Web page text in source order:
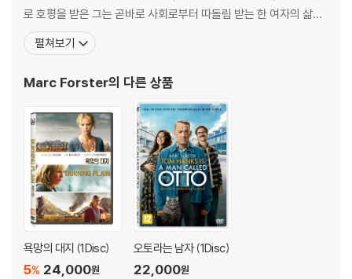
생할 수 있음을 알려드립니다.
※ 디스크 외관 불량
있으며, 상품의 불량이 아닙니다. 단, 재생에 이상이 있는 경우에는 불량으
로 인한 반품/교환이 가능합니다.
※ 교환/반품 안내
1) 불량으로 인한 교환/반품 요청 시에는 불량 확인을 위해 개봉 시의 동영
상을 요청할 수 있으며, 동영상이 없는 경우 교환/반품이 제한될 수 있습니
관련 사진과 동영상 및 재생 기기 모델명을 첨부하여 첨부하여 고객센터에
문의 바랍니다.
2) 사양 오인지, 오 구매, 변심 사유로의 반품은 제품 개봉 전에만 운임비
부담 후 처리 가능합니다.
- 배우들과 스태프가 밝히는 마크 포스터 감독과의 작업 과정
- 작곡가 데이비드 아놀드와 주제가를 부른 앨리샤 키스 & 잭 화이트가
o Crew Files: 스태프 파일
- 33명의 영화 스태프가 소개하는 촬영장 뒷이야기
o Theatrical Teaser Trailer: <007 퀀텀 오브 솔러스> 티저 예고편
o Theatrical Trailer: <007 퀀텀 오브 솔러스> 예고편
o Music Video: Another Way to Die
- 뮤직 비디오 - 앨리샤 키스와 잭 화이트의 주제가 "Another Way to Di
o Theatrical Trailers: <작전명 발키리> <지구가 멈추는 날> <오스트
레일리아> 예고편
로 호평을 받은 그는 곧바로 사회로부터 따돌림 받는 한 여자의 삶을
그린 < Everything Put Together >의 각본을 쓰고 연출을 맡아 2
000년 선댄스 영화제의 경쟁부문에서 극찬을 받았다. 결국 < Every
펼쳐보기
Marc Forster의 다른 상품
욕망의 대지 (1Disc)
24,000원
5%
오토라는 남자 (1Disc)
22,000원